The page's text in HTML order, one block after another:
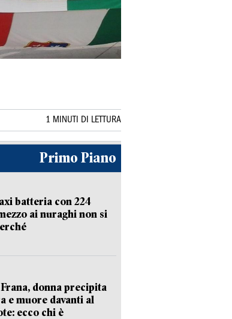
1 MINUTI DI LETTURA
Primo Piano
batteria con 224
ai nuraghi non si
donna precipita
e muore davanti al
ecco chi è